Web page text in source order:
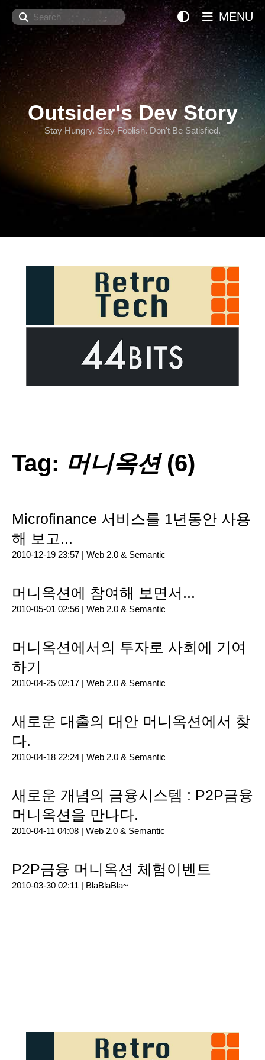
Search
Outsider's Dev Story
Stay Hungry. Stay Foolish. Don't Be Satisfied.
MENU
Tag: 머니옥션(6)
Microfinance 서비스를 1년동안 사용
해 보고...
2010-12-19 23:57 | Web 2.0 & Semantic
머니옥션에 참여해 보면서...
2010-05-01 02:56 | Web 2.0 & Semantic
머니옥션에서의 투자로 사회에 기여
하기
2010-04-25 02:17 | Web 2.0 & Semantic
새로운 대출의 대안 머니옥션에서 찾
다.
2010-04-18 22:24 | Web 2.0 & Semantic
새로운 개념의 금융시스템 : P2P금융
머니옥션을 만나다.
2010-04-11 04:08 | Web 2.0 & Semantic
P2P금융 머니옥션 체험이벤트
2010-03-30 02:11 | BlaBlaBla~